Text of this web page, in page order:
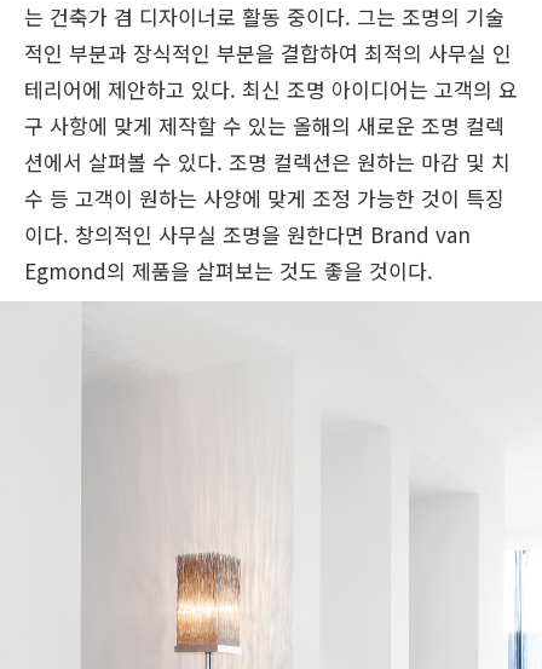
는 건축가 겸 디자이너로 활동 중이다. 그는 조명의 기술
적인 부분과 장식적인 부분을 결합하여 최적의 사무실 인
테리어에 제안하고 있다. 최신 조명 아이디어는 고객의 요
구 사항에 맞게 제작할 수 있는 올해의 새로운 조명 컬렉
션에서 살펴볼 수 있다. 조명 컬렉션은 원하는 마감 및 치
수 등 고객이 원하는 사양에 맞게 조정 가능한 것이 특징
이다. 창의적인 사무실 조명을 원한다면 Brand van
Egmond의 제품을 살펴보는 것도 좋을 것이다.